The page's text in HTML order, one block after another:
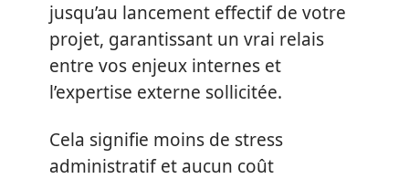
jusqu’au lancement effectif de votre
projet, garantissant un vrai relais
entre vos enjeux internes et
l’expertise externe sollicitée.
Cela signifie moins de stress
administratif et aucun coût